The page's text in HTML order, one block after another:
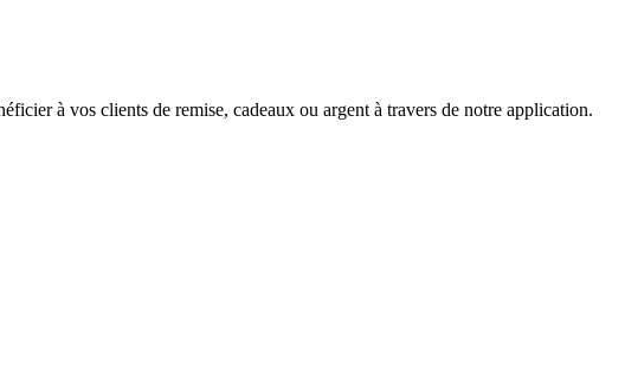
à vos clients de remise, cadeaux ou argent à travers de notre application.